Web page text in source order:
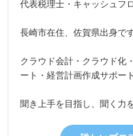
代表税理士・キャッシュフ
長崎市在住、佐賀県出身です
クラウド会計・クラウド化
ート・経営計画作成サポー
聞き上手を目指し、聞く力